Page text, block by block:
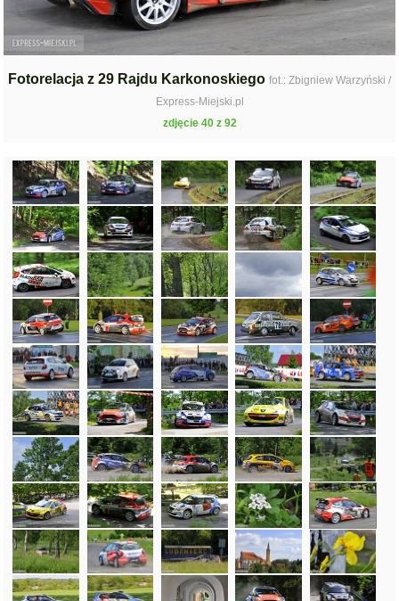
Fotorelacja z 29 Rajdu Karkonoskiego fot.: Zbigniew Warzyński /
Express-Miejski.pl
zdjęcie 40 z 92